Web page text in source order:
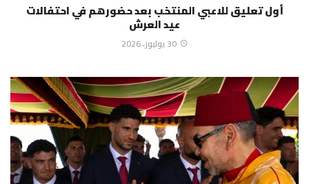
أول تعليق للاعبي المنتخب بعد حضورهم في احتفالات
عيد العرش
30 يوليوز، 2026